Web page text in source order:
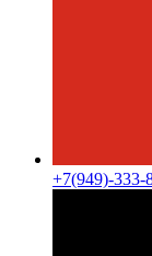
+7(949)-333-